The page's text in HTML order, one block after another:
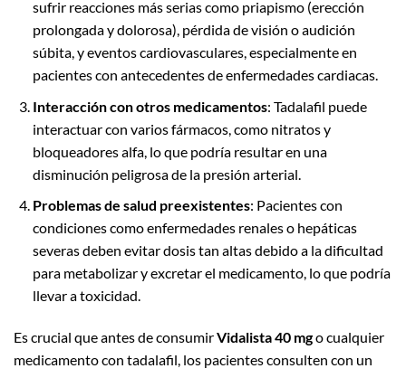
sufrir reacciones más serias como priapismo (erección
prolongada y dolorosa), pérdida de visión o audición
súbita, y eventos cardiovasculares, especialmente en
pacientes con antecedentes de enfermedades cardiacas.
Interacción con otros medicamentos: Tadalafil puede
interactuar con varios fármacos, como nitratos y
bloqueadores alfa, lo que podría resultar en una
disminución peligrosa de la presión arterial.
Problemas de salud preexistentes: Pacientes con
condiciones como enfermedades renales o hepáticas
severas deben evitar dosis tan altas debido a la dificultad
para metabolizar y excretar el medicamento, lo que podría
llevar a toxicidad.
Es crucial que antes de consumirVidalista 40 mgo cualquier
medicamento con tadalafil, los pacientes consulten con un